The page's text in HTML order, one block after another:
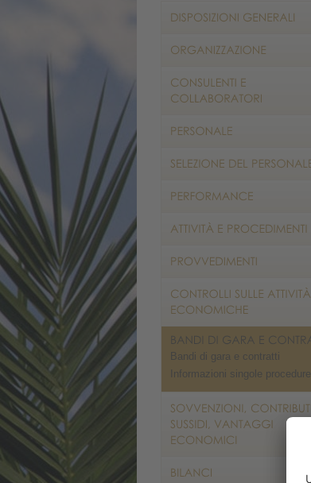
Bandi di gara e contratti
Informazioni singole procedure